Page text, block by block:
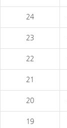
24
23
22
21
20
19